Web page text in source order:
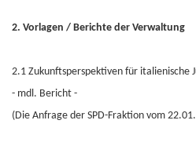
2. Vorlagen / Berichte der Verwaltung
2.1 Zukunftsperspektiven für italienische
- mdl. Bericht -
(Die Anfrage der SPD-Fraktion vom